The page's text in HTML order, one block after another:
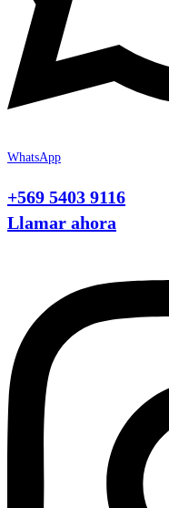
WhatsApp
+569 5403 9116
Llamar ahora